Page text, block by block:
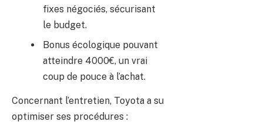
fixes négociés, sécurisant
le budget.
Bonus écologique pouvant
atteindre 4000€, un vrai
coup de pouce à l’achat.
Concernant l’entretien, Toyota a su
optimiser ses procédures :